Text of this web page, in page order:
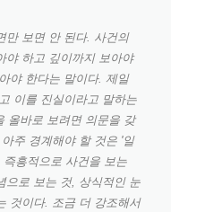
만 보면 안 된다. 사건의
야 하고 깊이까지 보아야
야 한다는 말이다. 제일
이를 진실이라고 말하는
올바로 보려면 의문을 갖
주 경계해야 할 것은 '일
흥적으로 사건을 보는
으로 보는 것, 상식적인 눈
것이다. 조금 더 강조해서